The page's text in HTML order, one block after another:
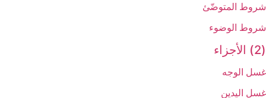
شروط المتوضّئ
شروط الوضوء
(2) الأجزاء
غسل الوجه
غسل اليدين